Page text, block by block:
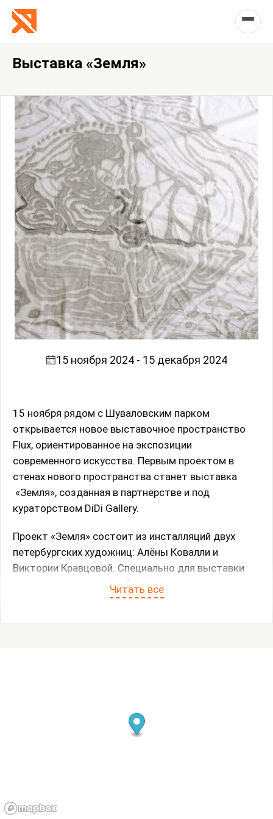
Выставка «Земля»
15 ноября 2024 - 15 декабря 2024
15 ноября рядом с Шуваловским парком
открывается новое выставочное пространство
Flux, ориентированное на экспозиции
современного искусства. Первым проектом в
стенах нового пространства станет выставка
«Земля», созданная в партнёрстве и под
кураторством DiDi Gallery.
Проект «Земля» состоит из инсталляций двух
петербургских художниц: Алёны Ковалли и
Виктории Кравцовой. Специально для выставки
художницы создали работы, отсылающие к
локации нового пространства — инсталляции
лесопарка. Выставочное пространство Flux
выступает как пограничная зона между бетонной
Виктории Кравцовой, исследующая водоёмы
Читать все